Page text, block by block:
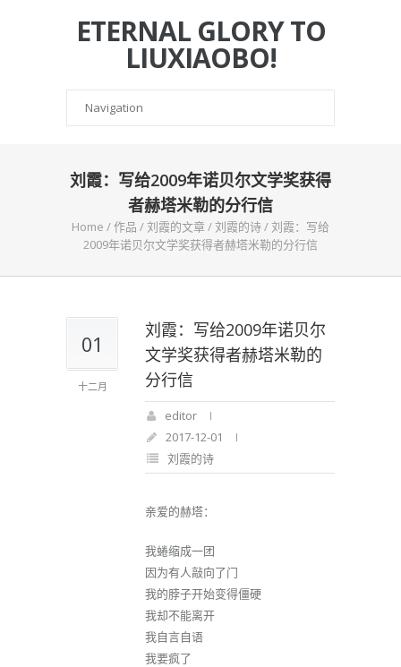
ETERNAL GLORY TO
LIUXIAOBO!
刘霞：写给2009年诺贝尔文学奖获得
者赫塔米勒的分行信
Home /作品 /刘霞的文章/刘霞的诗/刘霞：写给
2009年诺贝尔文学奖获得者赫塔米勒的分行信
01
十二月
刘霞：写给2009年诺贝尔
文学奖获得者赫塔米勒的
分行信
editor
2017-12-01
刘霞的诗
亲爱的赫塔：
我蜷缩成一团
因为有人敲向了门
我的脖子开始变得僵硬
我却不能离开
我自言自语
我要疯了